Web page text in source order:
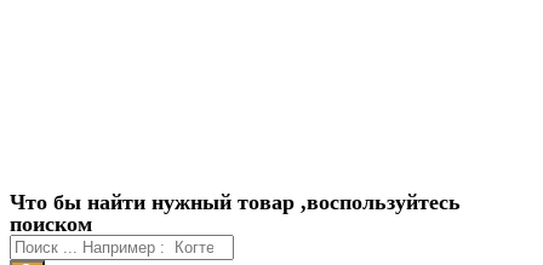
Что бы найти нужный товар ,воспользуйтесь
поиском